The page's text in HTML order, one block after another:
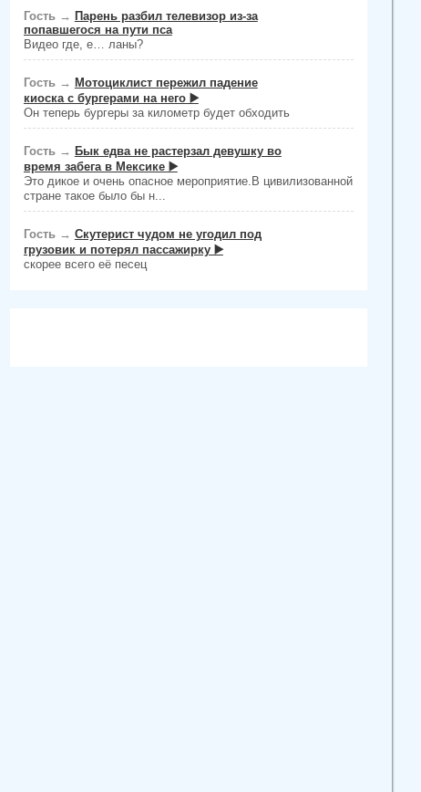
Гость → Парень разбил телевизор из-за
попавшегося на пути пса
Видео где, е… ланы?
Гость → Мотоциклист пережил падение
киоска с бургерами на него ▶️
Он теперь бургеры за километр будет обходить
Гость → Бык едва не растерзал девушку во
время забега в Мексике ▶️
Это дикое и очень опасное мероприятие.В цивилизованной
стране такое было бы н...
Гость → Скутерист чудом не угодил под
грузовик и потерял пассажирку ▶️
скорее всего её песец